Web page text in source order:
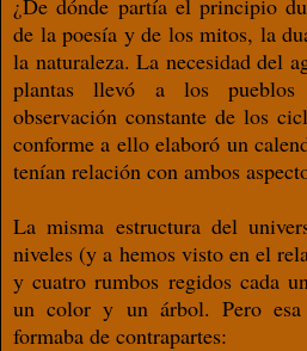
¿De dónde partía el principio
de la poesía y de los mitos, la
la naturaleza. La necesidad del
plantas llevó a los pueblos
observación constante de los
conforme a ello elaboró un
tenían relación con ambos
La misma estructura del
niveles (y a hemos visto en el
y cuatro rumbos regidos cada
un color y un árbol. Pero
formaba de contrapartes: